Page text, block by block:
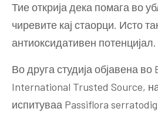
Тие открија дека помага во
чиревите кај стаорци. Исто
антиоксидативен потенцијал.
Во друга студија објавена во
International Trusted Source,
испитуваа Passiflora